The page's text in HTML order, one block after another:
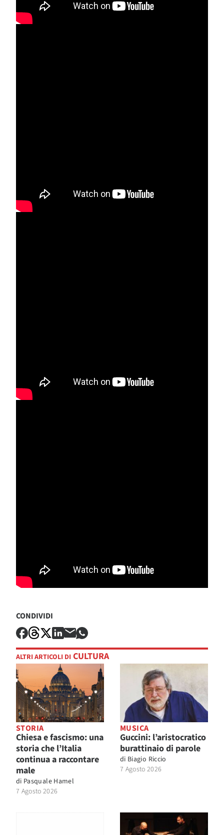
CONDIVIDI
ALTRI ARTICOLI DI CULTURA
STORIA
Chiesa e fascismo: una
storia che l’Italia
continua a raccontare
male
di Pasquale Hamel
7 Agosto 2026
MUSICA
Guccini: l’aristocratico
burattinaio di parole
di Biagio Riccio
7 Agosto 2026